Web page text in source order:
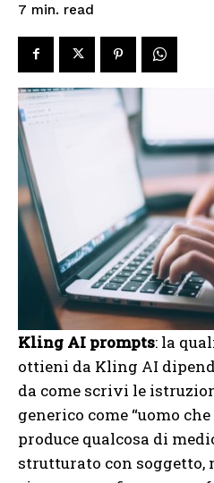
7 min. read
Kling AI prompts: la
ottieni da Kling AI
da come scrivi le
generico come “uomo
produce qualcosa di
strutturato con soggetto,